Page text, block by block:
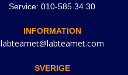
Service: 010-585 34 30
INFORMATION
labteamet@labteamet.com
SVERIGE